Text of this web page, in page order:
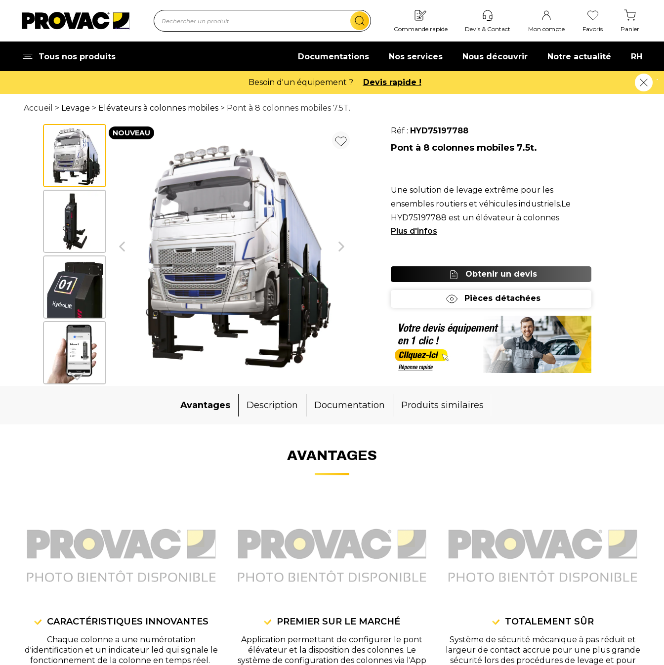
Commande rapide Devis & Contact Mon compte Favoris Panier
Tous nos produits Documentations Nos services Nous découvrir Notre actualité RH
Offre de bienvenue : 20€ offerts ! En savoir plus
Accueil > Levage > Elévateurs à colonnes mobiles > Pont à 8 colonnes mobiles 7.5T.
NOUVEAU Réf : HYD75197788
Pont à 8 colonnes mobiles 7.5t.
Une solution de levage extrême pour les
ensembles routiers et véhicules industriels.Le
HYD75197788 est un élévateur à colonnes
mobiles (x8) hydr
Obtenir un devis
Pièces détachées
Avantages Description Documentation Produits similaires
AVANTAGES
CARACTÉRISTIQUES INNOVANTES
Chaque colonne a une numérotation
d'identification et un indicateur led qui signale le
fonctionnement de la colonne en temps réel.
PREMIER SUR LE MARCHÉ
Application permettant de configurer le pont
élévateur et la disposition des colonnes. Le
système de configuration des colonnes via l'App
TOTALEMENT SÛR
Système de sécurité mécanique à pas réduit et
largeur de contact accrue pour une plus grande
sécurité lors des procédures de levage et pour